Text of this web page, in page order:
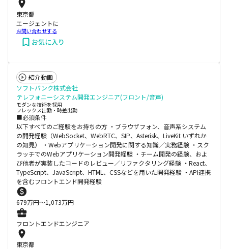
東京都
エージェントに
お問い合わせする
お気に入り
紹介動画
ソフトバンク株式会社
テレフォニーシステム開発エンジニア(フロント/音声)
モダンな技術を採用
フレックス出勤・時差出勤
■必須条件
以下すべてのご経験をお持ちの方 ・ブラウザフォン、音声系システム
の開発経験（WebSocket、WebRTC、SIP、Asterisk、LiveKit いずれか
の知見） ・Webアプリケーション開発に関する知識／実務経験 ・スク
ラッチでのWebアプリケーション開発経験 ・チーム開発の経験、およ
び他者が実装したコードのレビュー／リファクタリング経験 ・React、
TypeScript、JavaScript、HTML、CSSなどを用いた開発経験 ・API連携
を含むフロントエンド開発経験
679万円〜1,073万円
フロントエンドエンジニア
東京都